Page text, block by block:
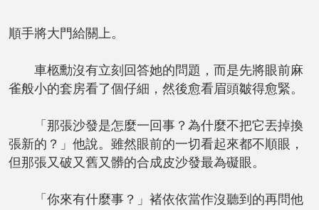
順手將大門給關上。
車柩勳沒有立刻回答她的問題，而是先將眼前麻
雀般小的套房看了個仔細，然後愈看眉頭皺得愈緊。
「那張沙發是怎麼一回事？為什麼不把它丟掉換
張新的？」他說。雖然眼前的一切看起來都不順眼，
但那張又破又舊又髒的合成皮沙發最為礙眼。
「你來有什麼事？」褚依依當作沒聽到的再問他